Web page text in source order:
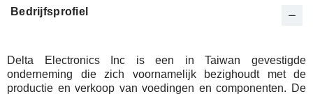
Bedrijfsprofiel
Delta Electronics Inc is een in Taiwan gevestigde
onderneming die zich voornamelijk bezighoudt met de
productie en verkoop van voedingen en componenten. De